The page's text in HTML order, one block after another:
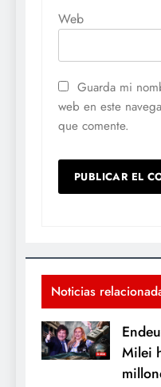
Web
Guarda mi
web en este
que comente.
Noticias
Milei